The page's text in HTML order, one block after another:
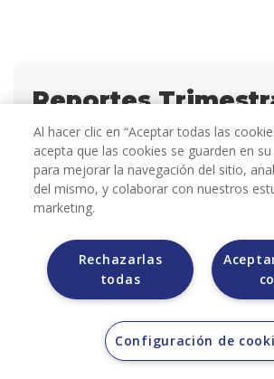
Reportes
BMV 2010
T1
1T10
(215.47 KB)
T2
T4
Al hacer clic en “Aceptar todas las
acepta que las cookies se guarden en
para mejorar la navegación del sitio,
del mismo, y colaborar con nuestros
marketing.
Rechazarlas
todas
Configuración de